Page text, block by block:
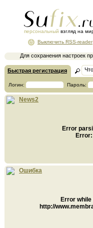
персональный взгляд на
Для сохранения настроек
Выключить RSS-reader
Быстрая регистрация
Логин: Пароль:
News2
Error
Ошибка
Error
http://